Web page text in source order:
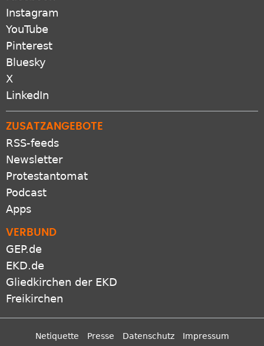
Facebook
Instagram
YouTube
Pinterest
Bluesky
X
ZUSATZANGEBOTE
RSS-feeds
Newsletter
Protestantomat
Podcast
VERBUND
GEP.de
EKD.de
Gliedkirchen der EKD